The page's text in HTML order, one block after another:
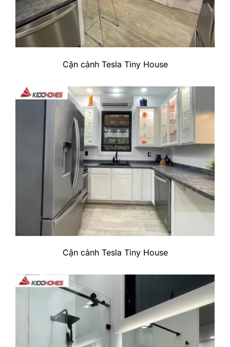
Cận cảnh Tesla Tiny House
Cận cảnh Tesla Tiny House